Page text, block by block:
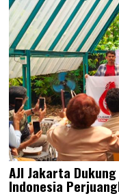
AJI Jakarta
Indonesia